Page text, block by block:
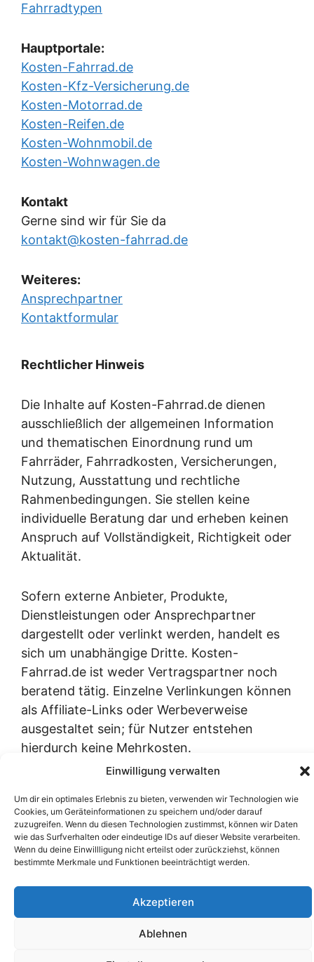
Einwilligung verwalten
Um dir ein optimales Erlebnis zu bieten, verwenden wir Technologien wie
Cookies, um Geräteinformationen zu speichern und/oder darauf
zuzugreifen. Wenn du diesen Technologien zustimmst, können wir Daten
wie das Surfverhalten oder eindeutige IDs auf dieser Website verarbeiten.
Wenn du deine Einwillligung nicht erteilst oder zurückziehst, können
bestimmte Merkmale und Funktionen beeinträchtigt werden.
Akzeptieren
Ablehnen
Fahrradtypen
Hauptportale:
Kosten-Fahrrad.de
Kosten-Kfz-Versicherung.de
Kosten-Motorrad.de
Kosten-Reifen.de
Kosten-Wohnmobil.de
Kosten-Wohnwagen.de
Kontakt
Gerne sind wir für Sie da
kontakt@kosten-fahrrad.de
Weiteres:
Ansprechpartner
Kontaktformular
Rechtlicher Hinweis
Die Inhalte auf Kosten-Fahrrad.de dienen
ausschließlich der allgemeinen Information
und thematischen Einordnung rund um
Fahrräder, Fahrradkosten, Versicherungen,
Nutzung, Ausstattung und rechtliche
Rahmenbedingungen. Sie stellen keine
individuelle Beratung dar und erheben keinen
Anspruch auf Vollständigkeit, Richtigkeit oder
Aktualität.
Sofern externe Anbieter, Produkte,
Dienstleistungen oder Ansprechpartner
dargestellt oder verlinkt werden, handelt es
sich um unabhängige Dritte. Kosten-
Fahrrad.de ist weder Vertragspartner noch
beratend tätig. Einzelne Verlinkungen können
als Affiliate-Links oder Werbeverweise
ausgestaltet sein; für Nutzer entstehen
hierdurch keine Mehrkosten.
YouTubeLinkedInX (Twitter)
Impressum|Datenschutzerklärung|
Nutzungsbedingungen |AGB|Barrierefreiheit| ©
Kosten-Fahrrad.de